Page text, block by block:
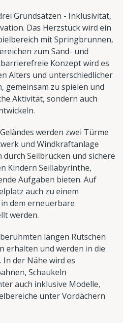
Grundsätzen - Inklusivität,
Das Herzstück wird ein
mit Springbrunnen,
zum Sand- und
Konzept wird es
Alters und unterschiedlicher
gemeinsam zu spielen und
Aktivität, sondern auch
werden zwei Türme
und Windkraftanlage
Seilbrücken und sichere
Kindern Seillabyrinthe,
Aufgaben bieten. Auf
auch zu einem
dem erneuerbare
werden.
langen Rutschen
erhalten und werden in die
der Nähe wird es
Schaukeln
auch inklusive Modelle,
unter Vordächern